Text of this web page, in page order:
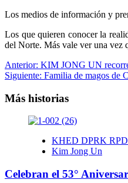
Los medios de información y
Los que quieren conocer la
del Norte. Más vale ver una vez
Navegación
de
entradas
Anterior: KIM JONG UN
Siguiente: Familia de magos de
Más historias
KHED DPRK
Kim Jong Un
Celebran el 53°